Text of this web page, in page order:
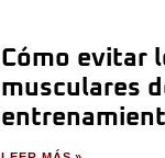
Cómo evitar
musculares